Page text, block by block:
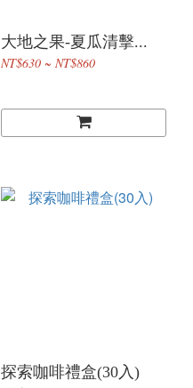
大地之果-夏瓜清擊...
NT$630 ~ NT$860
探索咖啡禮盒(30入)